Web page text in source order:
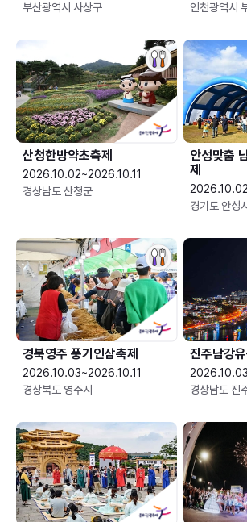
부산광역시 사상구
인천광역시
산청한방약초축제
2026.10.02~2026.10.11
경상남도 산청군
안성맞춤
제
경기도 안성시
경북영주 풍기인삼축제
2026.10.03~2026.10.11
경상북도 영주시
진주남강
경상남도 진